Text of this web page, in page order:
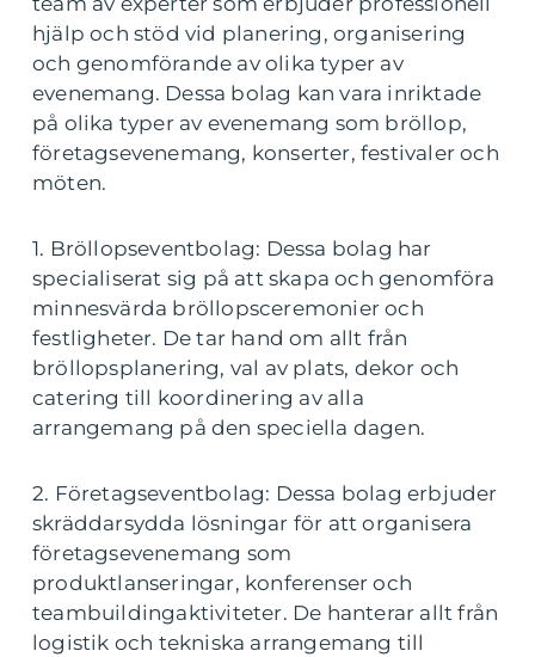
hjälp och stöd vid planering, organisering
och genomförande av olika typer av
evenemang. Dessa bolag kan vara inriktade
på olika typer av evenemang som bröllop,
företagsevenemang, konserter, festivaler och
möten.
1. Bröllopseventbolag: Dessa bolag har
specialiserat sig på att skapa och genomföra
minnesvärda bröllopsceremonier och
festligheter. De tar hand om allt från
bröllopsplanering, val av plats, dekor och
catering till koordinering av alla
arrangemang på den speciella dagen.
2. Företagseventbolag: Dessa bolag erbjuder
skräddarsydda lösningar för att organisera
företagsevenemang som
produktlanseringar, konferenser och
teambuildingaktiviteter. De hanterar allt från
logistik och tekniska arrangemang till